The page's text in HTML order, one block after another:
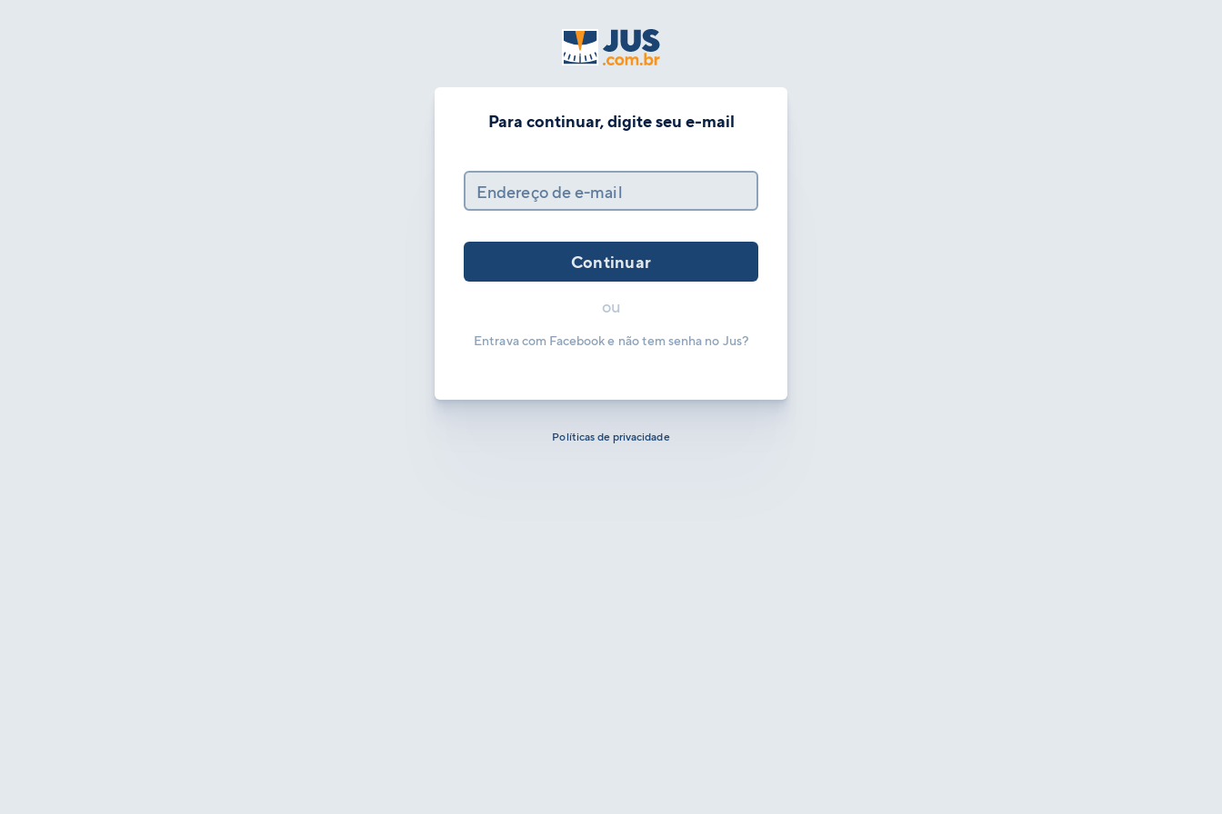
Para continuar, digite seu e-mail
Endereço de e-mail
Continuar
ou
Entrava com Facebook e não tem senha no Jus?
Políticas de privacidade